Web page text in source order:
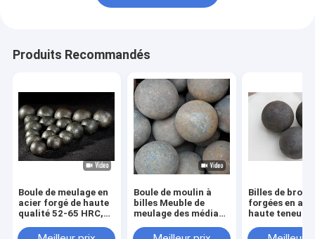
Produits Recommandés
Boule de meulage en
acier forgé de haute
qualité 52-65 HRC,
fer forgé de 40mm
Boule de moulin à
billes Meuble de
meulage des médias
Boule d'acier forgé
Billes de
forgées en
haute teneur
pour